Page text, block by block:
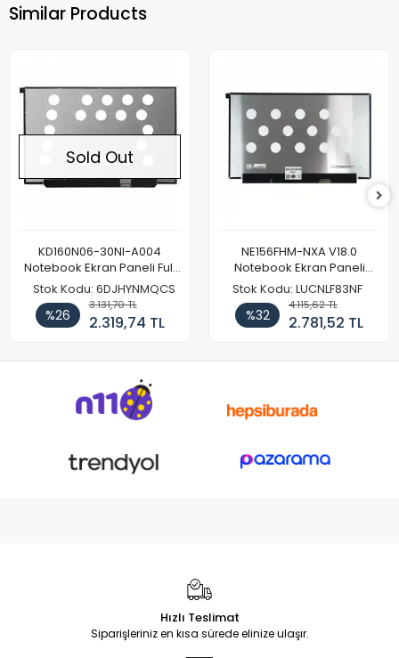
Similar Products
Sold Out
KD160N06-30NI-A004
Notebook Ekran Paneli Full
HD
Stok Kodu: 6DJHYNMQCS
%26
3.131,70 TL
2.319,74 TL
NE156FHM-NXA V18.0
Notebook Ekran Paneli
144Hz
Stok Kodu: LUCNLF83NF
%32
4.115,62 TL
2.781,52 TL
Hızlı Teslimat
Siparişleriniz en kısa sürede elinize ulaşır.